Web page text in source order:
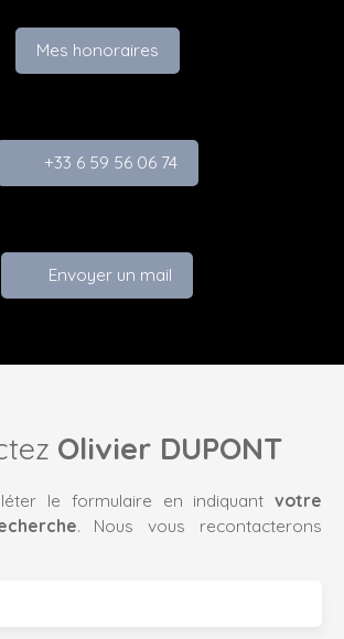
Mes honoraires
+33 6 59 56 06 74
Envoyer un mail
Olivier DUPONT
le formulaire en indiquant votre
. Nous vous recontacterons